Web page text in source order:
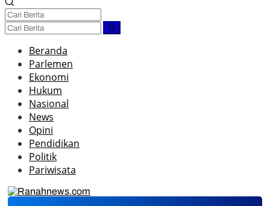
Beranda
Parlemen
Ekonomi
Hukum
Nasional
News
Opini
Pendidikan
Politik
Pariwisata